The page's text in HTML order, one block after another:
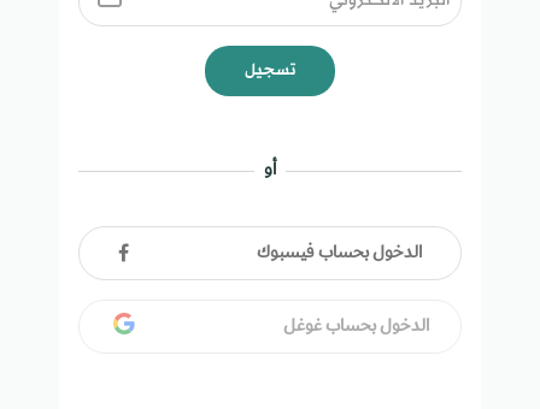
تسجيل
أو
الدخول بحساب فيسبوك
الدخول بحساب غوغل